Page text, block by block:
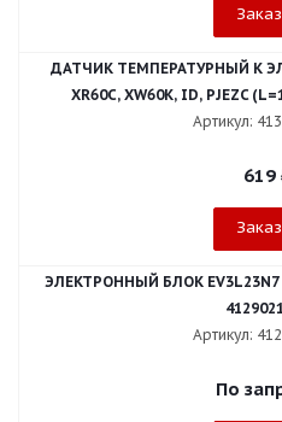
ДАТЧИК ТЕМПЕРАТУРНЫЙ К ЭЛ.
XR60C, XW60K, ID, PJEZC
Артикул:
619
ЭЛЕКТРОННЫЙ БЛОК EV3L23N7
Артикул:
По